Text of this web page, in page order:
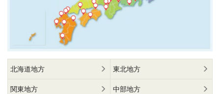
北海道地方 東北地方
関東地方 中部地方